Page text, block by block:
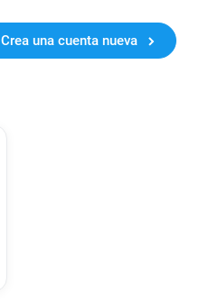
Crea una cuenta nueva